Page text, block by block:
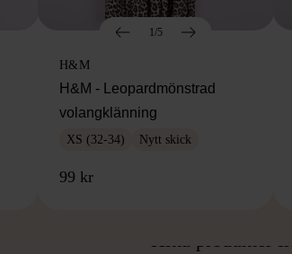
1/5
H&M
H&M - Leopardmönstrad
volangklänning
XS (32-34) Nytt skick
99 kr